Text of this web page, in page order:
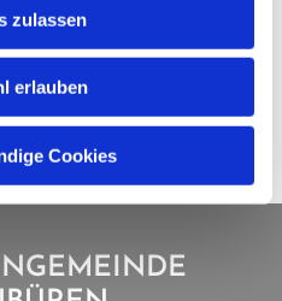
zulassen
erlauben
Cookies